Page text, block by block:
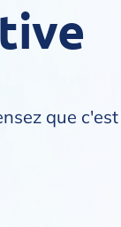
que